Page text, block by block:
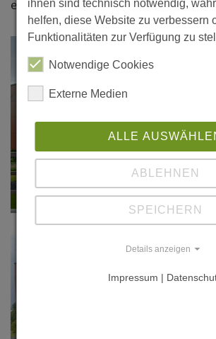
erhalten.
ihnen sind technisch notwendig,
helfen, diese Website zu verbessern
Funktionalitäten zur Verfügung zu
Notwendige Cookies
Externe Medien
ALLE
ABLEHNEN
SPEICHERN
Details anzeigen
Impressum |